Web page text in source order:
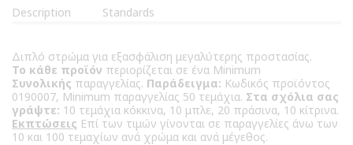
Description Standards
Διπλό στρώμα για εξασφάλιση μεγαλύτερης προστασίας.
Το κάθε προϊόν περιορίζεται σε ένα Minimum
Συνολικής παραγγελίας. Παράδειγμα: Κωδικός προϊόντος
0190007, Minimum παραγγελίας 50 τεμάχια. Στα σχόλια σας
γράψτε: 10 τεμάχια κόκκινα, 10 μπλε, 20 πράσινα, 10 κίτρινα.
Εκπτώσεις Επί των τιμών γίνονται σε παραγγελίες άνω των
10 και 100 τεμαχίων ανά χρώμα και ανά μέγεθος.